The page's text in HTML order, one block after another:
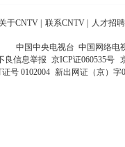
关于CNTV 联系CNTV 人才招聘
中国中央电视台 中国网络电
良信息举报 京ICP证060535号
号 0102004 新出网证（京）